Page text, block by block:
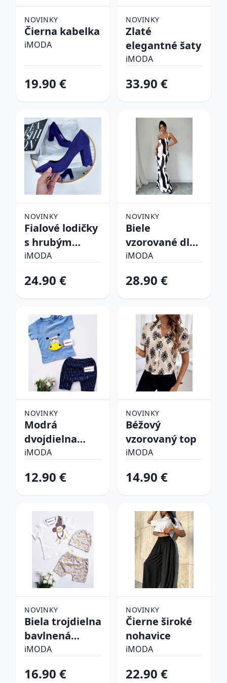
NOVINKY
Čierna kabelka
iMODA
19.90 €
NOVINKY
Zlaté
elegantné šaty
iMODA
33.90 €
NOVINKY
Fialové lodičky
s hrubým
opätkom
iMODA
24.90 €
NOVINKY
Biele
vzorované dlhé
šaty
iMODA
28.90 €
NOVINKY
Modrá
dvojdielna
bavlnená
iMODA
12.90 €
NOVINKY
Béžový
vzorovaný top
iMODA
14.90 €
NOVINKY
Biela trojdielna
bavlnená
súprava
iMODA
16.90 €
NOVINKY
Čierne široké
nohavice
iMODA
22.90 €